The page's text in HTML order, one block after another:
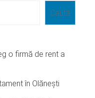
Caută
o firmă de rent a
în Olănești